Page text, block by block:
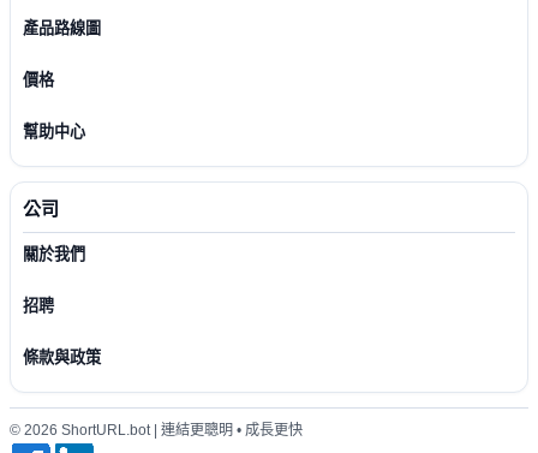
產品路線圖
價格
幫助中心
公司
關於我們
招聘
條款與政策
© 2026 ShortURL.bot | 連結更聰明 • 成長更快